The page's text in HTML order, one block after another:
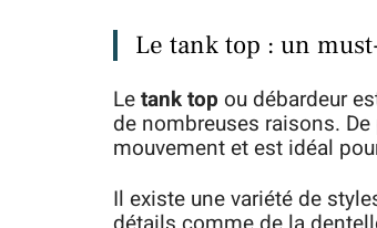
Le tank top : un
Letank top ou débardeur
de nombreuses raisons.
mouvement et est idéal
Il existe une variété de